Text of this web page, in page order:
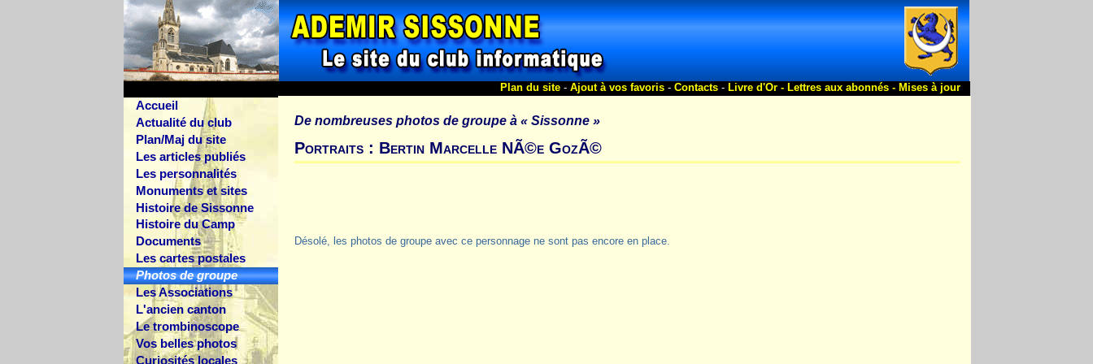
Accueil
Actualité du club
Plan/Maj du site
Les articles publiés
Les personnalités
Monuments et sites
Histoire de Sissonne
Histoire du Camp
Documents
Les cartes postales
Photos de groupe
Les Associations
L'ancien canton
Le trombinoscope
Vos belles photos
Curiosités locales
Plan du site- Ajout à vos favoris- Contacts- Livre d'Or - Lettres aux abonnés - Mises à jour
De nombreuses photos de groupe à « Sissonne »
Portraits : Bertin Marcelle NÃ©e GozÃ©
Désolé, les photos de groupe avec ce personnage ne sont pas encore en place.